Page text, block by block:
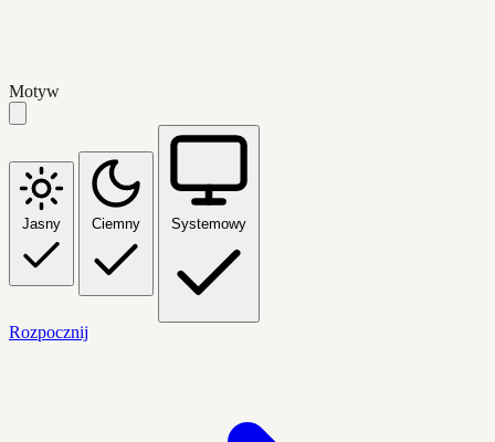
Motyw
Jasny Ciemny Systemowy
Rozpocznij